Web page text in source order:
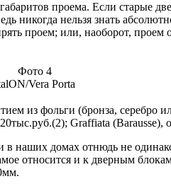
проема. Если
никогда нельзя знать
проем; или, наоборот,
Фото 4
Vera Porta
из фольги (бронза, серебро
Graffiata
наших домах отнюдь не
относится и к дверным